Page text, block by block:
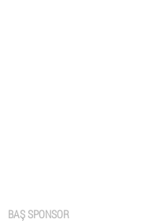
BAŞ SPONSOR